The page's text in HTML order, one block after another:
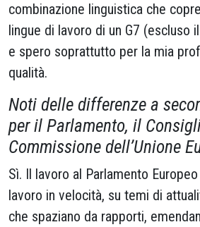
combinazione linguistica che
lingue di lavoro di un G7 (escluso
e spero soprattutto per la mia
qualità.
Noti delle differenze a
per il Parlamento, il
Commissione dell’Unione
Sì. Il lavoro al Parlamento
lavoro in velocità, su temi di
che spaziano da rapporti,